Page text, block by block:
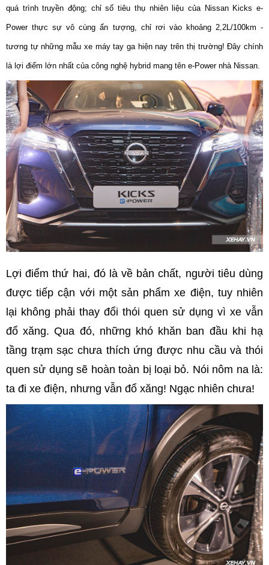
quá trình truyền động; chỉ số tiêu thụ nhiên liệu của Nissan Kicks e-
Power thực sự vô cùng ấn tượng, chỉ rơi vào khoảng 2,2L/100km -
tương tự những mẫu xe máy tay ga hiện nay trên thị trường! Đây chính
là lợi điểm lớn nhất của công nghệ hybrid mang tên e-Power nhà Nissan.
Lợi điểm thứ hai, đó là về bản chất, người tiêu dùng
được tiếp cận với một sản phẩm xe điện, tuy nhiên
lại không phải thay đổi thói quen sử dụng vì xe vẫn
đổ xăng. Qua đó, những khó khăn ban đầu khi hạ
tầng trạm sạc chưa thích ứng được nhu cầu và thói
quen sử dụng sẽ hoàn toàn bị loại bỏ. Nói nôm na là:
ta đi xe điện, nhưng vẫn đổ xăng! Ngạc nhiên chưa!